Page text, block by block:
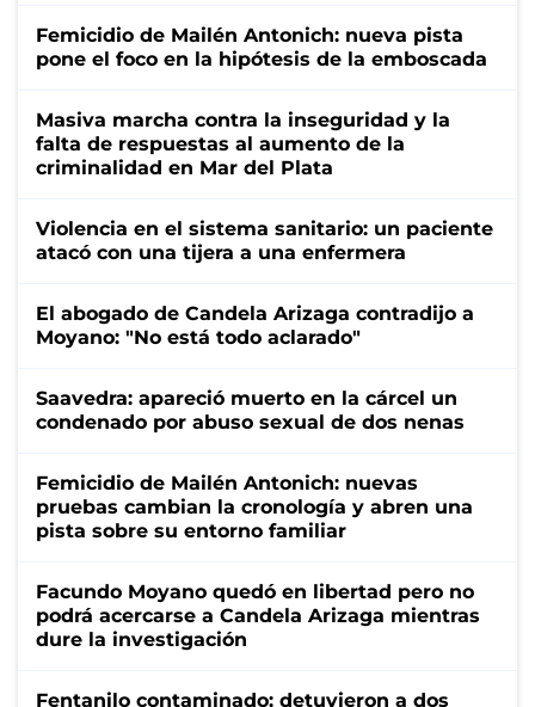
Femicidio de Mailén Antonich: nueva pista
pone el foco en la hipótesis de la emboscada
Masiva marcha contra la inseguridad y la
falta de respuestas al aumento de la
criminalidad en Mar del Plata
Violencia en el sistema sanitario: un paciente
atacó con una tijera a una enfermera
El abogado de Candela Arizaga contradijo a
Moyano: "No está todo aclarado"
Saavedra: apareció muerto en la cárcel un
condenado por abuso sexual de dos nenas
Femicidio de Mailén Antonich: nuevas
pruebas cambian la cronología y abren una
pista sobre su entorno familiar
Facundo Moyano quedó en libertad pero no
podrá acercarse a Candela Arizaga mientras
dure la investigación
Fentanilo contaminado: detuvieron a dos